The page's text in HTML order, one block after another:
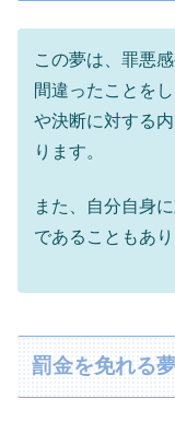
この夢は、罪悪
間違ったことを
や決断に対する
ります。
また、自分自身
であることもあり
罰金を免れる